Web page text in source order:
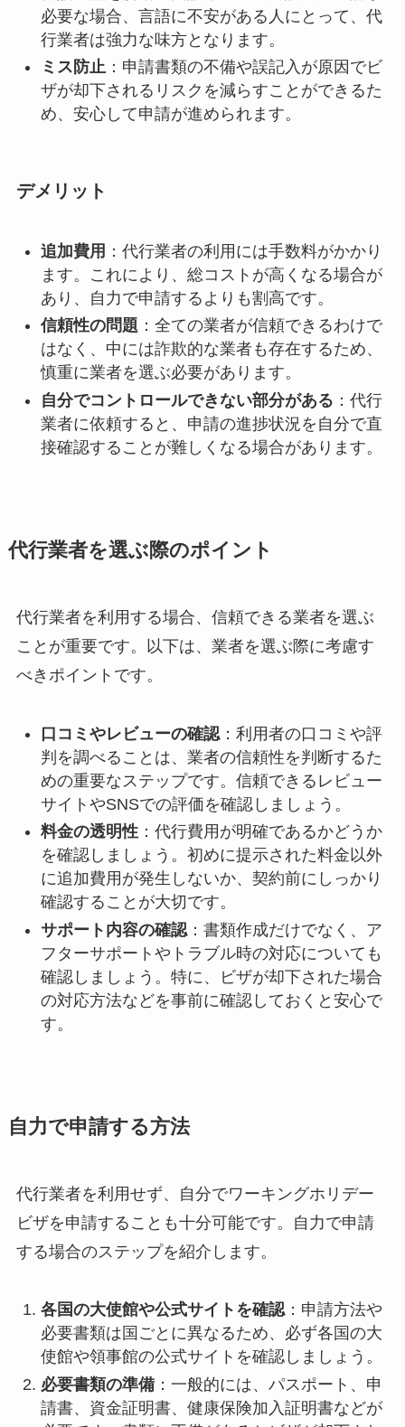
必要な場合、言語に不安がある人にとって、代
行業者は強力な味方となります。
ミス防止：申請書類の不備や誤記入が原因でビ
ザが却下されるリスクを減らすことができるた
め、安心して申請が進められます。
デメリット
追加費用 ：代行業者の利用には手数料がかかり
ます。これにより、総コストが高くなる場合が
あり、自力で申請するよりも割高です。
信頼性の問題 ：全ての業者が信頼できるわけで
はなく、中には詐欺的な業者も存在するため、
慎重に業者を選ぶ必要があります。
自分でコントロールできない部分がある ：代行
業者に依頼すると、申請の進捗状況を自分で直
接確認することが難しくなる場合があります。
代行業者を選ぶ際のポイント
代行業者を利用する場合、信頼できる業者を選ぶ
ことが重要です。以下は、業者を選ぶ際に考慮す
べきポイントです。
口コミやレビューの確認：利用者の口コミや評
判を調べることは、業者の信頼性を判断するた
めの重要なステップです。信頼できるレビュー
サイトやSNSでの評価を確認しましょう。
料金の透明性：代行費用が明確であるかどうか
を確認しましょう。初めに提示された料金以外
に追加費用が発生しないか、契約前にしっかり
確認することが大切です。
サポート内容の確認：書類作成だけでなく、ア
フターサポートやトラブル時の対応についても
確認しましょう。特に、ビザが却下された場合
の対応方法などを事前に確認しておくと安心で
す。
自力で申請する方法
代行業者を利用せず、自分でワーキングホリデー
ビザを申請することも十分可能です。自力で申請
する場合のステップを紹介します。
各国の大使館や公式サイトを確認：申請方法や
必要書類は国ごとに異なるため、必ず各国の大
使館や領事館の公式サイトを確認しましょう。
必要書類の準備：一般的には、パスポート、申
請書、資金証明書、健康保険加入証明書などが